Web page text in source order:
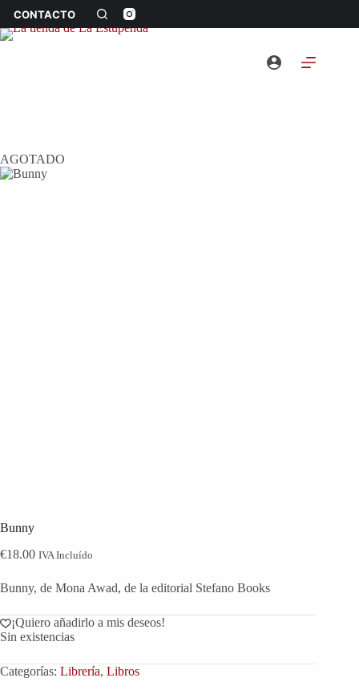
contenido
CONTACTO
AGOTADO
Bunny
€18.00 IVA Incluído
Bunny, de Mona Awad, de la editorial Stefano Books
¡Quiero añadirlo a mis deseos!
Sin existencias
Categorías: Librería, Libros